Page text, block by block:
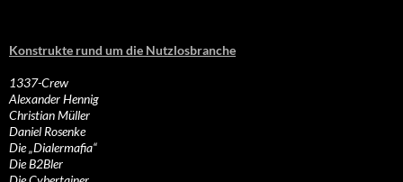
Konstrukte rund um die Nutzlosbranche
1337-Crew
Alexander Hennig
Christian Müller
Daniel Rosenke
Die „Dialermafia“
Die B2Bler